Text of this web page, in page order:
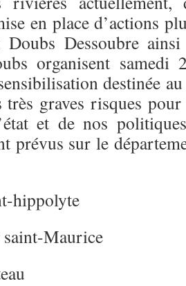
en place d’actions
Dessoubre
organisent
destinée
très graves risques
et de nos
prévus sur le
hippolyte
saint-Maurice